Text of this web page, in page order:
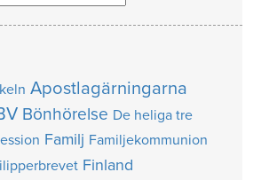
Apostlagärningarna
Bönhörelse De heliga tre
Familj Familjekommunion
Finland